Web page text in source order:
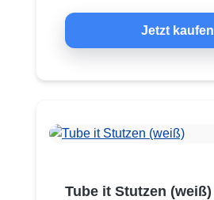
Jetzt kaufen
Tube it Stutzen (weiß)